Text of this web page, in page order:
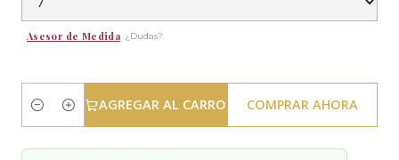
Asesor de Medida ¿Dudas?
Cantidad
AGREGAR AL CARRO COMPRAR AHORA